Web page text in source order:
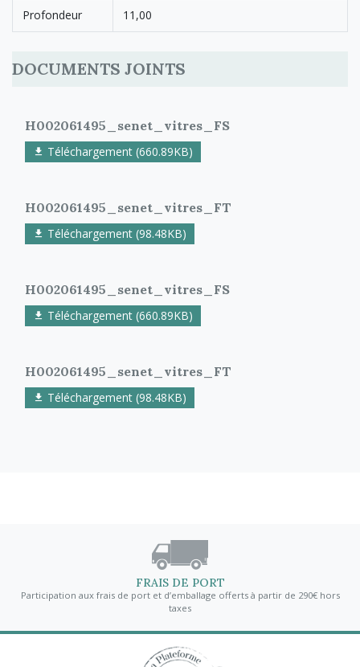
Profondeur 11,00
DOCUMENTS JOINTS
H002061495_senet_vitres_FS
Téléchargement (660.89KB)
H002061495_senet_vitres_FT
Téléchargement (98.48KB)
H002061495_senet_vitres_FS
Téléchargement (660.89KB)
H002061495_senet_vitres_FT
Téléchargement (98.48KB)
FRAIS DE PORT
Participation aux frais de port et d’emballage offerts à partir de 290€ hors
taxes